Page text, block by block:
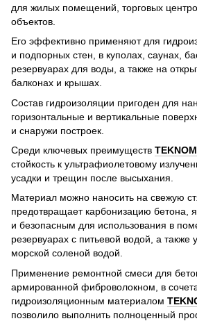
для жилых помещений, торговых
объектов.
Его эффективно применяют для
и подпорных стен, в куполах, саунах,
резервуарах для воды, а также на
балконах и крышах.
Состав гидроизоляции пригоден для
горизонтальные и вертикальные
и снаружи построек.
Среди ключевых преимуществ
стойкость к ультрафиолетовому
усадки и трещин после высыхания.
Материал можно наносить на свежую
предотвращает карбонизацию бетона,
и безопасным для использования в
резервуарах с питьевой водой, а также
морской соленой водой.
Применение ремонтной смеси для
армированной фиброволокном, в
гидроизоляционным материалом
позволило выполнить полноценный